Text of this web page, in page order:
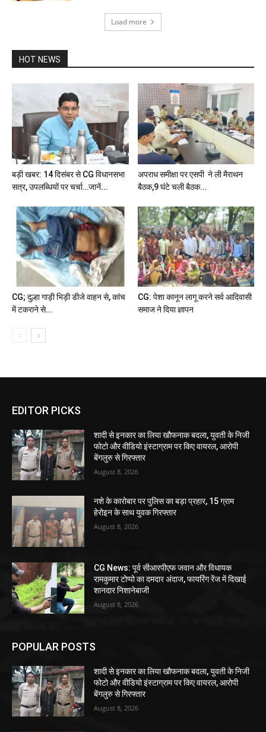
Load more
HOT NEWS
बड़ी खबर: 14 दिसंबर से CG विधानसभा
सत्र, उपलब्धियों पर चर्चा…जानें...
अपराध समीक्षा पर एसपी ने ली मैराथन
बैठक,9 घंटे चली बैठक...
CG; दुल्हा गाड़ी भिड़ी डीजे वाहन से, कांच
में टकराने से...
CG: पेशा कानून लागू करने सर्व आदिवासी
समाज ने दिया ज्ञापन
EDITOR PICKS
शादी से इनकार का लिया खौफनाक बदला, युवती के निजी
फोटो और वीडियो इंस्टाग्राम पर किए वायरल, आरोपी
बेंगलुरु से गिरफ्तार
August 8, 2026
नशे के कारोबार पर पुलिस का बड़ा प्रहार, 15 ग्राम
हेरोइन के साथ युवक गिरफ्तार
August 8, 2026
CG News: पूर्व सीआरपीएफ जवान और विधायक
रामकुमार टोप्पो का दमदार अंदाज, फायरिंग रेंज में दिखाई
शानदार निशानेबाजी
August 8, 2026
POPULAR POSTS
शादी से इनकार का लिया खौफनाक बदला, युवती के निजी
फोटो और वीडियो इंस्टाग्राम पर किए वायरल, आरोपी
बेंगलुरु से गिरफ्तार
August 8, 2026